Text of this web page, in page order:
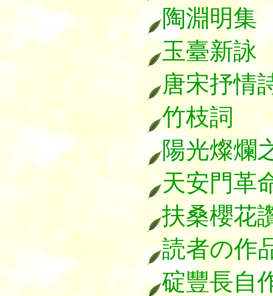
陶淵明集
玉臺新詠
唐宋抒情
竹枝詞
陽光燦爛
天安門革
扶桑櫻花
読者の作
碇豐長自